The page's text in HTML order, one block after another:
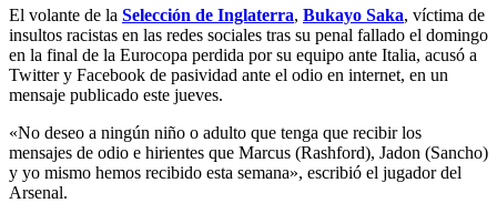
El volante de la Selección de Inglaterra, Bukayo Saka, víctima de
insultos racistas en las redes sociales tras su penal fallado el domingo
en la final de la Eurocopa perdida por su equipo ante Italia, acusó a
Twitter y Facebook de pasividad ante el odio en internet, en un
mensaje publicado este jueves.
«No deseo a ningún niño o adulto que tenga que recibir los
mensajes de odio e hirientes que Marcus (Rashford), Jadon (Sancho)
y yo mismo hemos recibido esta semana», escribió el jugador del
Arsenal.